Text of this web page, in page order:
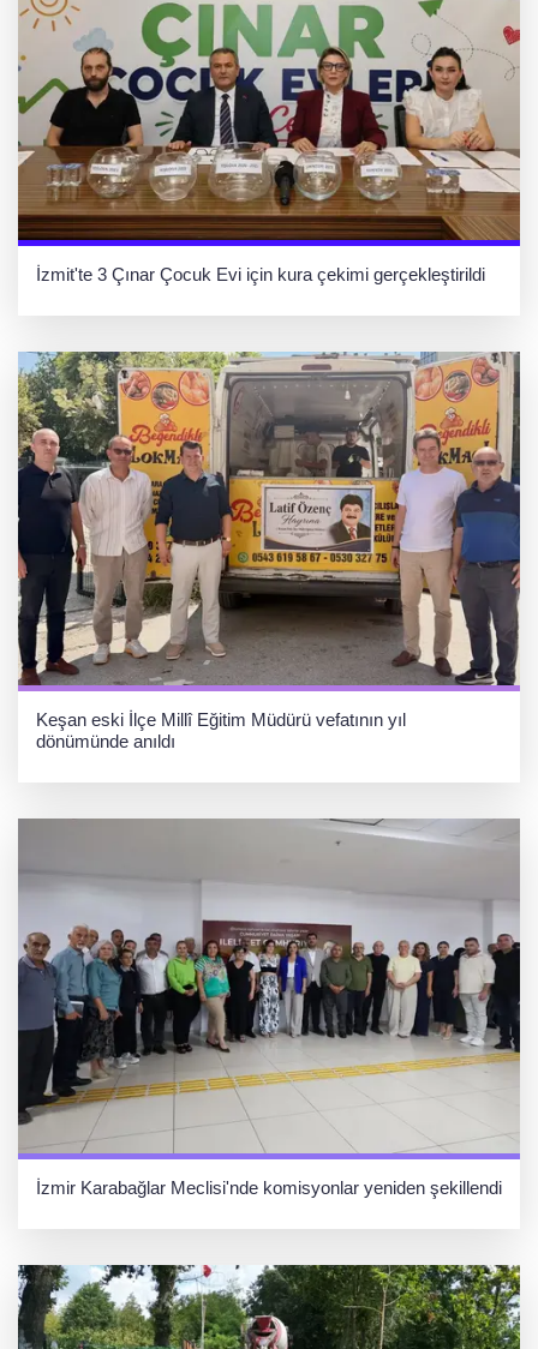
İzmit'te 3 Çınar Çocuk Evi için kura çekimi gerçekleştirildi
Keşan eski İlçe Millî Eğitim Müdürü vefatının yıl
dönümünde anıldı
İzmir Karabağlar Meclisi'nde komisyonlar yeniden şekillendi